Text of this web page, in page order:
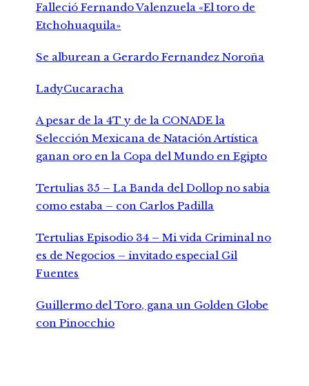
Falleció Fernando Valenzuela «El toro de
Etchohuaquila»
Se alburean a Gerardo Fernandez Noroña
LadyCucaracha
A pesar de la 4T y de la CONADE la
Selección Mexicana de Natación Artística
ganan oro en la Copa del Mundo en Egipto
Tertulias 35 – La Banda del Dollop no sabia
como estaba – con Carlos Padilla
Tertulias Episodio 34 – Mi vida Criminal no
es de Negocios – invitado especial Gil
Fuentes
Guillermo del Toro, gana un Golden Globe
con Pinocchio